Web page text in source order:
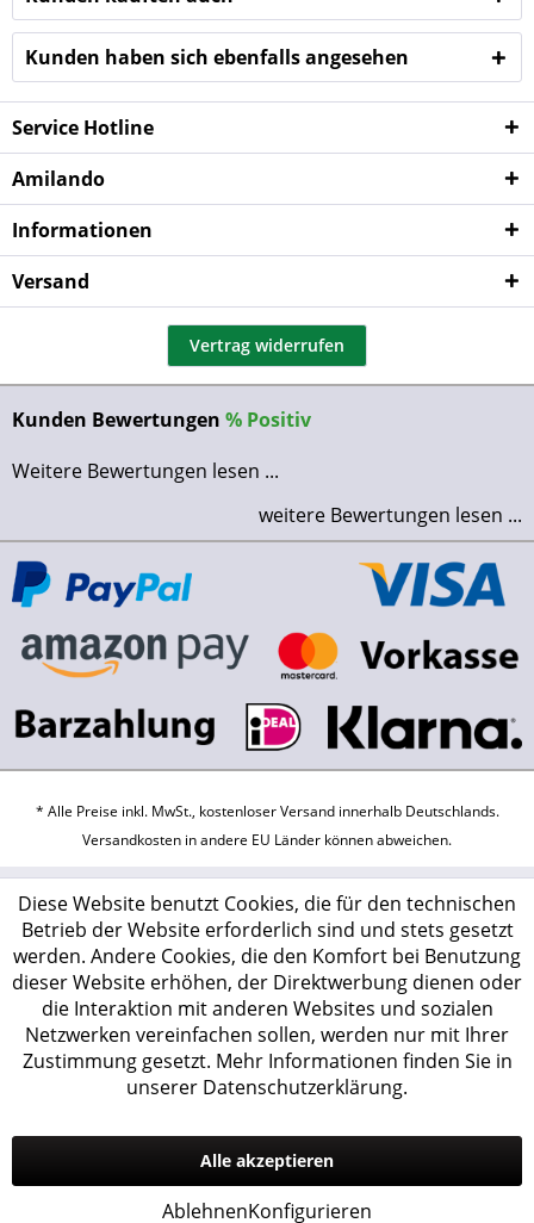
Kunden haben sich ebenfalls angesehen
Service Hotline
Amilando
Informationen
Versand
Vertrag widerrufen
Kunden Bewertungen % Positiv
Weitere Bewertungen lesen ...
weitere Bewertungen lesen ...
* Alle Preise inkl. MwSt., kostenloser Versand innerhalb Deutschlands.
Versandkosten in andere EU Länder können abweichen.
Diese Website benutzt Cookies, die für den technischen
Betrieb der Website erforderlich sind und stets gesetzt
werden. Andere Cookies, die den Komfort bei Benutzung
dieser Website erhöhen, der Direktwerbung dienen oder
die Interaktion mit anderen Websites und sozialen
Netzwerken vereinfachen sollen, werden nur mit Ihrer
Zustimmung gesetzt. Mehr Informationen finden Sie in
unserer Datenschutzerklärung.
Alle akzeptieren
AblehnenKonfigurieren